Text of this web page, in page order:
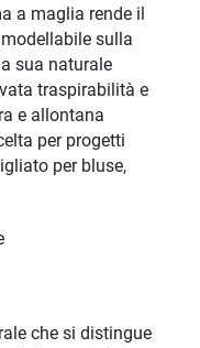
a maglia rende il
sulla
sua naturale
traspirabilità e
e allontana
per progetti
per bluse,
che si distingue